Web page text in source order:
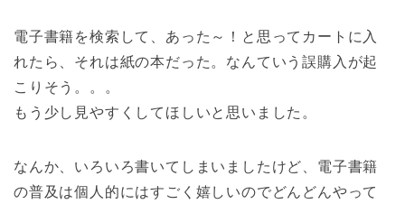
電子書籍を検索して、あった～！と思ってカートに入
れたら、それは紙の本だった。なんていう誤購入が起
こりそう。。。
もう少し見やすくしてほしいと思いました。
なんか、いろいろ書いてしまいましたけど、電子書籍
の普及は個人的にはすごく嬉しいのでどんどんやって